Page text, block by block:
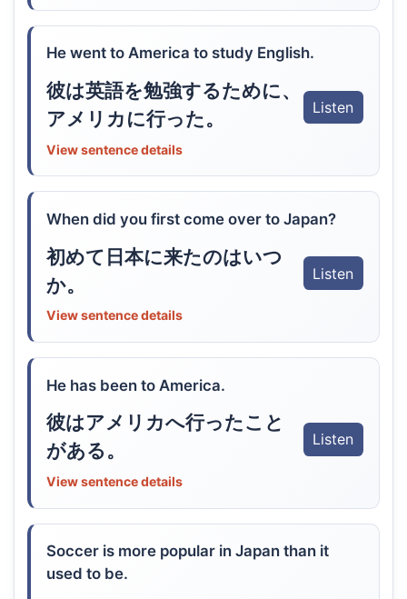
He went to America to study English.
彼は英語を勉強するために、
アメリカに行った。
Listen
View sentence details
When did you first come over to Japan?
初めて日本に来たのはいつ
か。
Listen
View sentence details
He has been to America.
彼はアメリカへ行ったこと
がある。
Listen
View sentence details
Soccer is more popular in Japan than it
used to be.